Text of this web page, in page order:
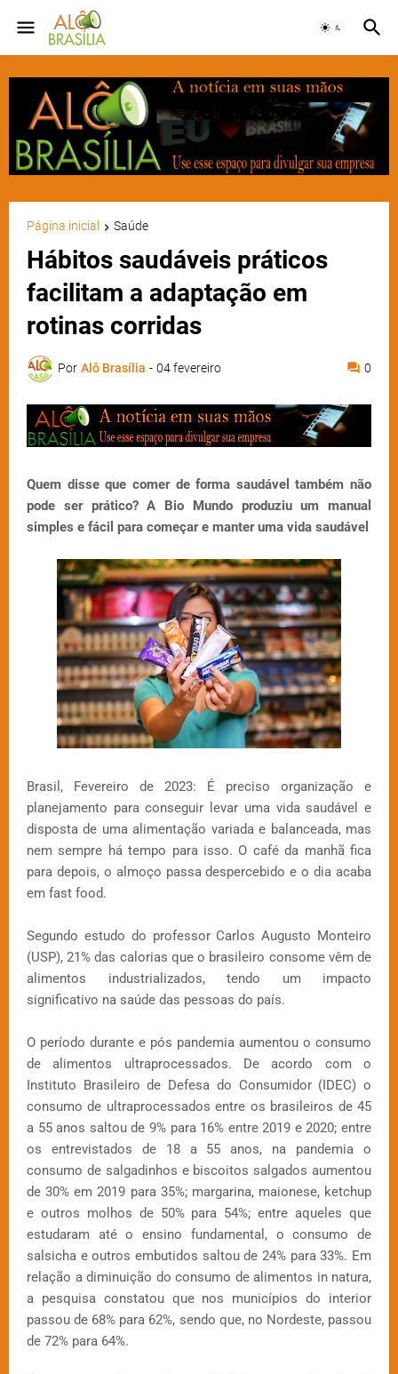
Página inicial Saúde
Hábitos saudáveis práticos
facilitam a adaptação em
rotinas corridas
Por Alô Brasília - 04 fevereiro 0
Quem disse que comer de forma saudável também não
pode ser prático? A Bio Mundo produziu um manual
simples e fácil para começar e manter uma vida saudável
Brasil, Fevereiro de 2023: É preciso organização e
planejamento para conseguir levar uma vida saudável e
disposta de uma alimentação variada e balanceada, mas
nem sempre há tempo para isso. O café da manhã fica
para depois, o almoço passa despercebido e o dia acaba
em fast food.
Segundo estudo do professor Carlos Augusto Monteiro
(USP), 21% das calorias que o brasileiro consome vêm de
alimentos industrializados, tendo um impacto
significativo na saúde das pessoas do país.
O período durante e pós pandemia aumentou o consumo
de alimentos ultraprocessados. De acordo com o
Instituto Brasileiro de Defesa do Consumidor (IDEC) o
consumo de ultraprocessados entre os brasileiros de 45
a 55 anos saltou de 9% para 16% entre 2019 e 2020; entre
os entrevistados de 18 a 55 anos, na pandemia o
consumo de salgadinhos e biscoitos salgados aumentou
de 30% em 2019 para 35%; margarina, maionese, ketchup
e outros molhos de 50% para 54%; entre aqueles que
estudaram até o ensino fundamental, o consumo de
salsicha e outros embutidos saltou de 24% para 33%. Em
relação a diminuição do consumo de alimentos in natura,
a pesquisa constatou que nos municípios do interior
passou de 68% para 62%, sendo que, no Nordeste, passou
de 72% para 64%.